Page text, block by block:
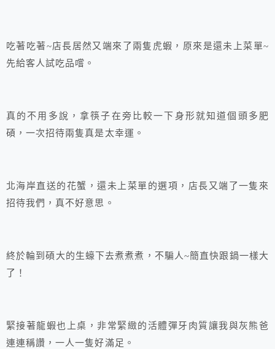
吃著吃著~店長居然又端來了兩隻虎蝦，原來是還未上菜單~
先給客人試吃品嚐。
真的不用多說，拿筷子在旁比較一下身形就知道個頭多肥
碩，一次招待兩隻真是太幸運。
北海岸直送的花蟹，還未上菜單的選項，店長又端了一隻來
招待我們，真不好意思。
終於輪到碩大的生蠔下去煮煮煮，不騙人~簡直快跟鍋一樣大
了！
緊接著龍蝦也上桌，非常緊緻的活體彈牙肉質讓我與灰熊爸
連連稱讚，一人一隻好滿足。